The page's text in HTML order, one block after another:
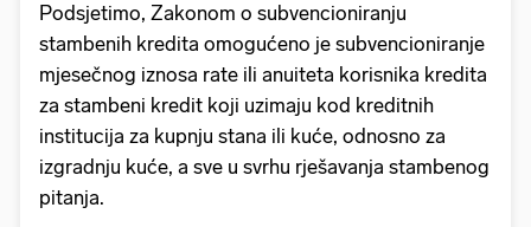
Podsjetimo, Zakonom o subvencioniranju
stambenih kredita omogućeno je subvencioniranje
mjesečnog iznosa rate ili anuiteta korisnika kredita
za stambeni kredit koji uzimaju kod kreditnih
institucija za kupnju stana ili kuće, odnosno za
izgradnju kuće, a sve u svrhu rješavanja stambenog
pitanja.